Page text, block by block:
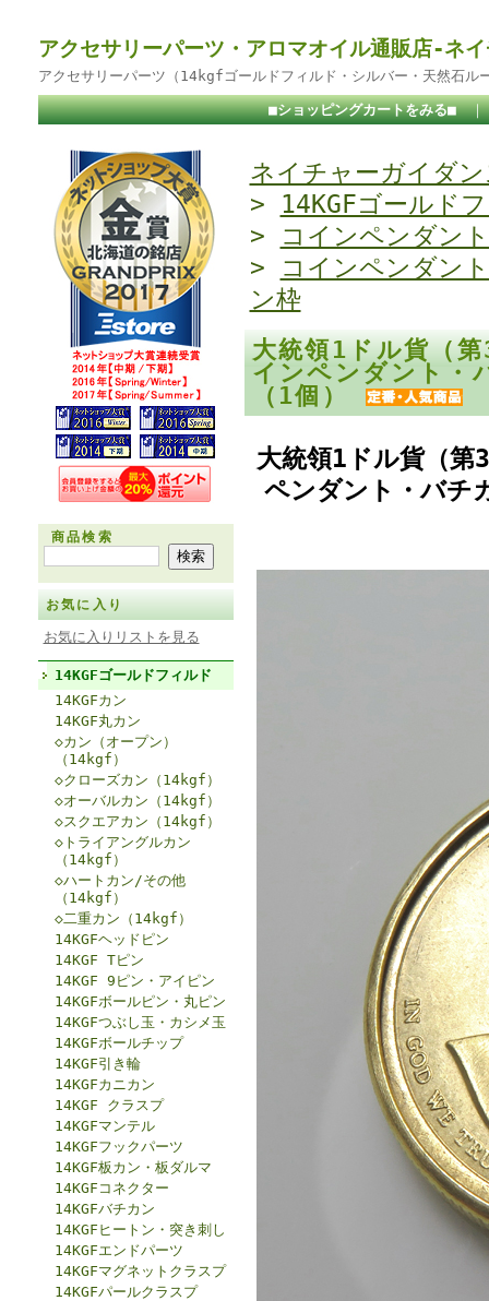
アクセサリーパーツ・アロマオイル通販店-ネ
アクセサリーパーツ（14kgfゴールドフィルド・シルバー・天然石ル
■ショッピングカートをみる■
商品検索
お気に入り
お気に入りリストを見る
14KGFゴールドフィルド
14KGFカン
14KGF丸カン
◇カン（オープン）
（14kgf）
◇クローズカン（14kgf）
◇オーバルカン（14kgf）
◇スクエアカン（14kgf）
◇トライアングルカン
（14kgf）
◇ハートカン/その他
（14kgf）
◇二重カン（14kgf）
14KGFヘッドピン
14KGF Tピン
14KGF 9ピン・アイピン
14KGFボールピン・丸ピン
14KGFつぶし玉・カシメ玉
14KGFボールチップ
14KGF引き輪
14KGFカニカン
14KGF クラスプ
14KGFマンテル
14KGFフックパーツ
14KGF板カン・板ダルマ
14KGFコネクター
14KGFバチカン
14KGFヒートン・突き刺し
14KGFエンドパーツ
14KGFマグネットクラスプ
14KGFパールクラスプ
ネイチャーガイダン
> 14KGFゴールド
>
コインペンダン
>
コインペンダン
ン枠
大統領1ドル貨（
インペンダント・
（1個）
大統領1ドル貨（第
ペンダント・バチ